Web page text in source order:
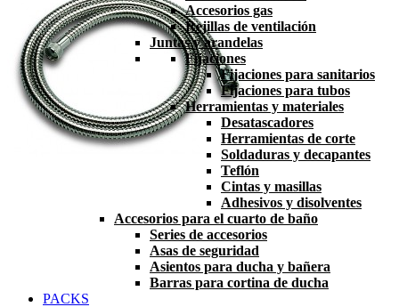
Accesorios gas
Rejillas de ventilación
Juntas y arandelas
Fijaciones
Fijaciones para sanitarios
Fijaciones para tubos
Herramientas y materiales
Desatascadores
Herramientas de corte
Soldaduras y decapantes
Teflón
Cintas y masillas
Adhesivos y disolventes
Accesorios para el cuarto de baño
Series de accesorios
Asas de seguridad
Asientos para ducha y bañera
Barras para cortina de ducha
PACKS